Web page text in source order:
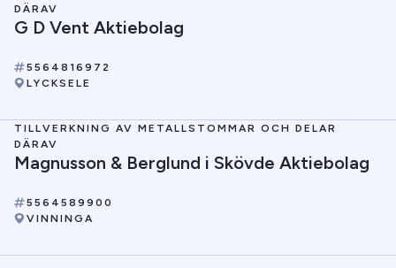
DÄRAV
G D Vent Aktiebolag
5564816972
LYCKSELE
TILLVERKNING AV METALLSTOMMAR OCH DELAR
DÄRAV
Magnusson & Berglund i Skövde Aktiebolag
5564589900
VINNINGA